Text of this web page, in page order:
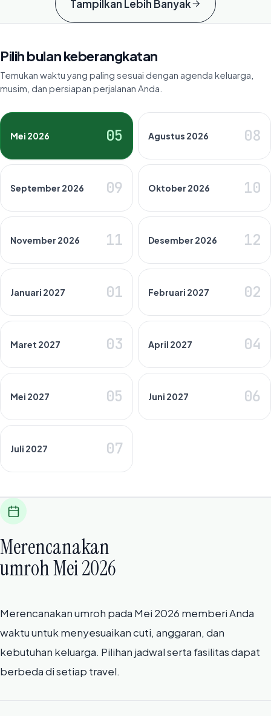
Tampilkan Lebih Banyak
Pilih bulan keberangkatan
Temukan waktu yang paling sesuai dengan agenda keluarga,
musim, dan persiapan perjalanan Anda.
Mei 2026 05 Agustus 2026 08
September 2026 09 Oktober 2026 10
November 2026 11 Desember 2026 12
Januari 2027 01 Februari 2027 02
Maret 2027 03 April 2027 04
Mei 2027 05 Juni 2027 06
Juli 2027 07
Merencanakan
umroh Mei 2026
Merencanakan umroh pada Mei 2026 memberi Anda
waktu untuk menyesuaikan cuti, anggaran, dan
kebutuhan keluarga. Pilihan jadwal serta fasilitas dapat
berbeda di setiap travel.